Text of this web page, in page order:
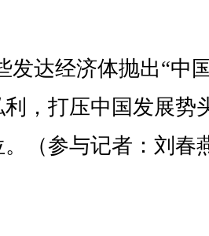
发达经济体抛出“中
，打压中国发展势
（参与记者：刘春